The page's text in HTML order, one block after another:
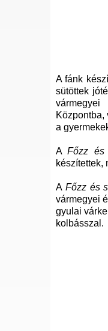
A fánk
sütöttek
vármegyei
a
AFőzz és
készítettek,
AFőzz és
vármegyei
gyulai
kolbásszal.